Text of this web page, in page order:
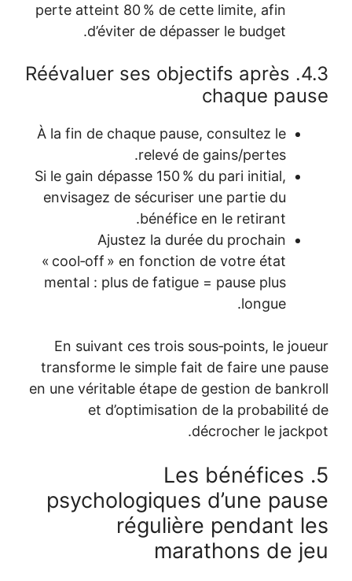
perte atteint
4.3.
À la fin de
Si le gain
envisagez
« cool‑off »
mental :
En suivant
transforme
en une
et